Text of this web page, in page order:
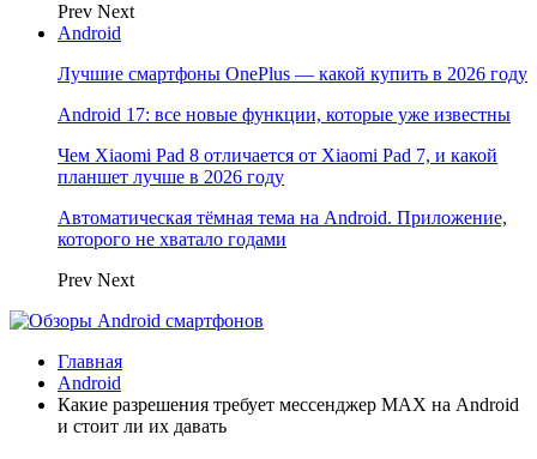
Prev Next
Android
Лучшие смартфоны OnePlus — какой купить в 2026 году
Android 17: все новые функции, которые уже известны
Чем Xiaomi Pad 8 отличается от Xiaomi Pad 7, и какой
планшет лучше в 2026 году
Автоматическая тёмная тема на Android. Приложение,
которого не хватало годами
Prev Next
Главная
Android
Какие разрешения требует мессенджер MAX на Android
и стоит ли их давать